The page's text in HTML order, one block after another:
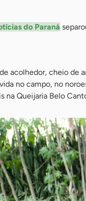
do Paraná
acolhedor, cheio de
no campo, no
na Queijaria Belo